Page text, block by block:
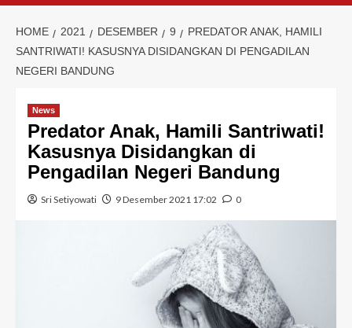
HOME 2021 DESEMBER 9
PREDATOR ANAK, HAMILI
SANTRIWATI! KASUSNYA DISIDANGKAN DI PENGADILAN
NEGERI BANDUNG
News
Predator Anak, Hamili Santriwati!
Kasusnya Disidangkan di
Pengadilan Negeri Bandung
Sri Setiyowati 9 Desember 2021 17:02 0